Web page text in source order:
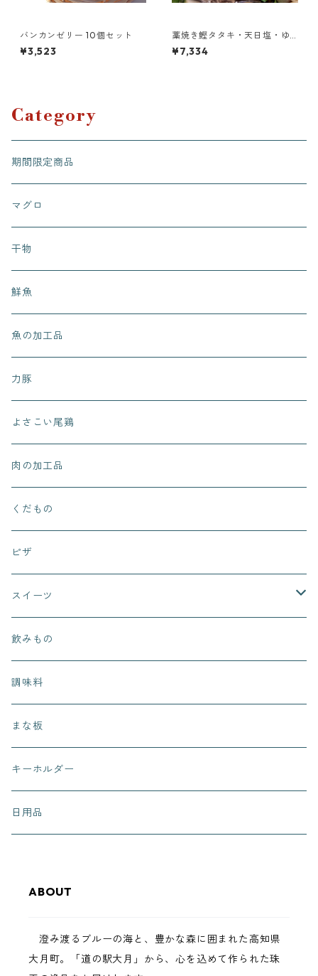
バンカンゼリー 10個セット
¥3,523
藁焼き鰹タタキ・天日塩・ゆ
ず胡椒セット
¥7,334
Category
期間限定商品
マグロ
干物
鮮魚
魚の加工品
力豚
よさこい尾鶏
肉の加工品
くだもの
ピザ
スイーツ
まぁるいお月さん
ピノッキオデリ
桜カフェ
有田有為堂
飲みもの
調味料
まな板
キーホルダー
日用品
ABOUT
澄み渡るブルーの海と、豊かな森に囲まれた高知県
大月町。「道の駅大月」から、心を込めて作られた珠